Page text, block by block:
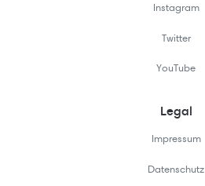
Instagram
Twitter
YouTube
Legal
Impressum
Datenschutz